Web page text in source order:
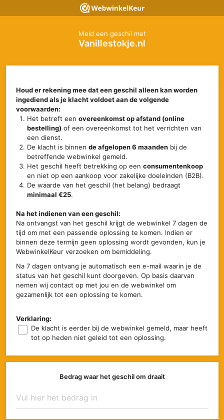
Meld een geschil met
Vanillestokje.nl
Houd er rekening mee dat een geschil alleen kan worden
ingediend als je klacht voldoet aan de volgende
voorwaarden:
Het betreft eenovereenkomst op afstand (online
bestelling) of een overeenkomst tot het verrichten van
een dienst.
De klacht is binnende afgelopen 6 maanden bij de
betreffende webwinkel gemeld.
Het geschil heeft betrekking op eenconsumentenkoop
en niet op een aankoop voor zakelijke doeleinden (B2B).
De waarde van het geschil (het belang) bedraagt
minimaal €25.
Na het indienen van een geschil:
Na ontvangst van het geschil krijgt de webwinkel 7 dagen de
tijd om met een passende oplossing te komen. Indien er
binnen deze termijn geen oplossing wordt gevonden, kun je
WebwinkelKeur verzoeken om bemiddeling.
Na 7 dagen ontvang je automatisch een e-mail waarin je de
status van het geschil kunt doorgeven. Op basis daarvan
nemen wij contact op met jou en de webwinkel om
gezamenlijk tot een oplossing te komen.
Verklaring:
De klacht is eerder bij de webwinkel gemeld, maar heeft
tot op heden niet geleid tot een oplossing.
Bedrag waar het geschil om draait